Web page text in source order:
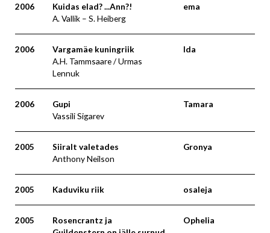
2006
Kuidas elad? ...Ann?!
A. Vallik – S. Heiberg
ema
2006
Vargamäe kuningriik
A.H. Tammsaare / Urmas
Lennuk
Ida
2006
Gupi
Vassili Sigarev
Tamara
2005
Siiralt valetades
Anthony Neilson
Gronya
2005 Kaduviku riik osaleja
2005
Rosencrantz ja
Ophelia